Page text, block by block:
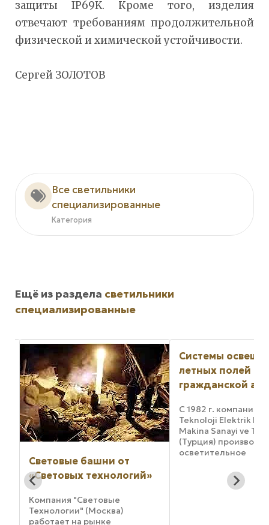
защиты IP69K. Кроме того, изделия
отвечают требованиям продолжительной
физической и химической устойчивости.
Сергей ЗОЛОТОВ
Все светильники
специализированные
Категория
Ещё из раздела светильники
специализированные
Световые башни от
«Световых технологий»
Компания "Световые
Технологии" (Москва)
работает на рынке
Системы
летных полей
гражданской
С 1982 г. компания
Teknoloji Elektrik
Makina Sanayi ve Tic.
(Турция)
осветительное
оснащения летных
военных и